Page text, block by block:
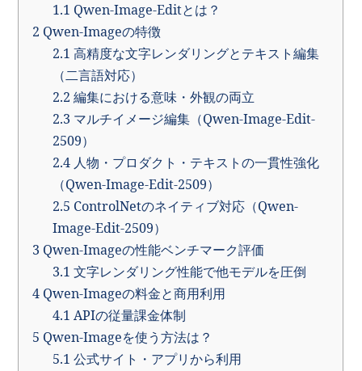
1.1 Qwen-Image-Editとは？
2 Qwen-Imageの特徴
2.1 高精度な文字レンダリングとテキスト編集
（二言語対応）
2.2 編集における意味・外観の両立
2.3 マルチイメージ編集（Qwen-Image-Edit-
2509）
2.4人物・プロダクト・テキストの一貫性強化
（Qwen-Image-Edit-2509）
2.5 ControlNetのネイティブ対応（Qwen-
Image-Edit-2509）
3 Qwen-Imageの性能ベンチマーク評価
3.1 文字レンダリング性能で他モデルを圧倒
4 Qwen-Imageの料金と商用利用
4.1 APIの従量課金体制
5 Qwen-Imageを使う方法は？
5.1 公式サイト・アプリから利用